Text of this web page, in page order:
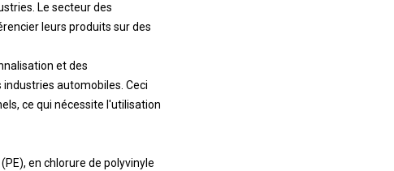
Le secteur des
leurs produits sur des
et des
automobiles. Ceci
ce qui nécessite l'utilisation
en chlorure de polyvinyle